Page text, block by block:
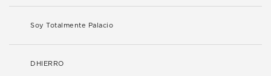
Soy Totalmente Palacio
DHIERRO